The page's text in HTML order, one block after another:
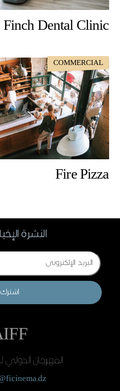
Finch Dental Clinic
COMMERCIAL
Fire Pizza
النشرة
Email
اشترك
المهرجان الدولي